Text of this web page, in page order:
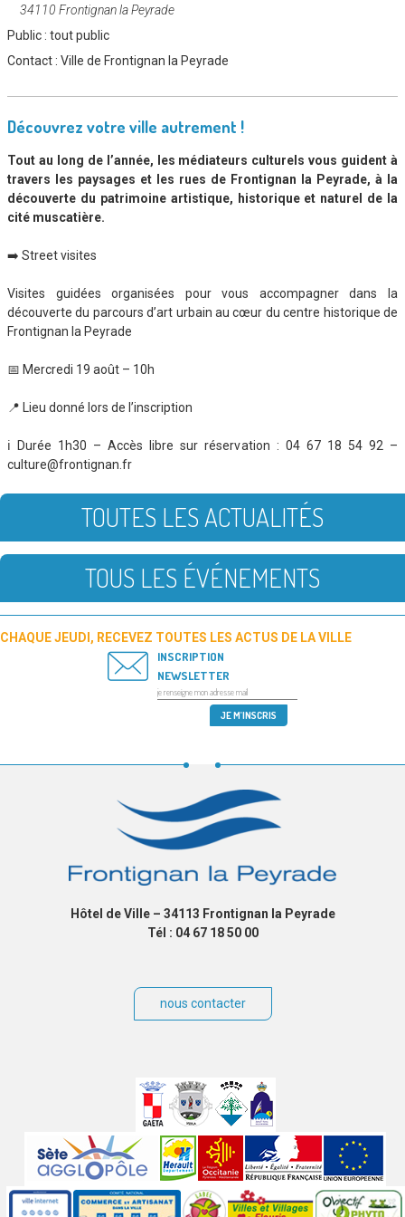
34110 Frontignan la Peyrade
Public : tout public
Contact : Ville de Frontignan la Peyrade
Découvrez votre ville autrement !
Tout au long de l’année, les médiateurs culturels vous guident à
travers les paysages et les rues de Frontignan la Peyrade, à la
découverte du patrimoine artistique, historique et naturel de la
cité muscatière.
➡️ Street visites
Visites guidées organisées pour vous accompagner dans la
découverte du parcours d’art urbain au cœur du centre historique de
Frontignan la Peyrade
📅 Mercredi 19 août – 10h
📍 Lieu donné lors de l’inscription
ℹ️ Durée 1h30 – Accès libre sur réservation : 04 67 18 54 92 –
culture@frontignan.fr
TOUTES LES ACTUALITÉS
TOUS LES ÉVÉNEMENTS
CHAQUE JEUDI, RECEVEZ TOUTES LES ACTUS DE LA VILLE
INSCRIPTION
NEWSLETTER
Hôtel de Ville – 34113 Frontignan la Peyrade
Tél : 04 67 18 50 00
nous contacter
partenaires
Labels